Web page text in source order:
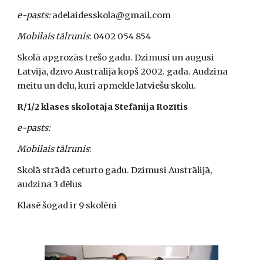
e-pasts: adelaidesskola@gmail.com
Mobilais tālrunis: 0402 054 854
Skolā apgrozās trešo gadu. Dzimusi un augusi
Latvijā, dzīvo Austrālijā kopš 2002. gada. Audzina
meitu un dēlu, kuri apmeklē latviešu skolu.
R/1/2 klases skolotāja Stefānija Rozītis
e-pasts:
Mobilais tālrunis:
Skolā strādā ceturto gadu. Dzimusi Austrālijā,
audzina 3 dēlus
Klasē šogad ir 9 skolēni